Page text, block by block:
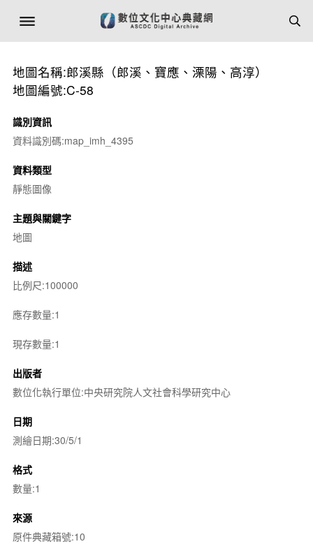
地圖名稱:郎溪縣（郎溪、寶應、溧陽、高淳）
地圖編號:C-58
識別資訊
資料識別碼:map_imh_4395
資料類型
靜態圖像
主題與關鍵字
地圖
描述
比例尺:100000
應存數量:1
現存數量:1
出版者
數位化執行單位:中央研究院人文社會科學研究中心
日期
測繪日期:30/5/1
格式
數量:1
來源
原件典藏箱號:10